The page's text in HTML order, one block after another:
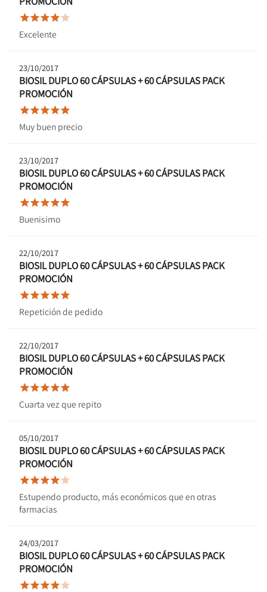

Excelente
23/10/2017
BIOSIL DUPLO 60 CÁPSULAS + 60 CÁPSULAS PACK
PROMOCIÓN

Muy buen precio
23/10/2017
BIOSIL DUPLO 60 CÁPSULAS + 60 CÁPSULAS PACK
PROMOCIÓN

Buenisimo
22/10/2017
BIOSIL DUPLO 60 CÁPSULAS + 60 CÁPSULAS PACK
PROMOCIÓN

Repetición de pedido
22/10/2017
BIOSIL DUPLO 60 CÁPSULAS + 60 CÁPSULAS PACK
PROMOCIÓN

Cuarta vez que repito
05/10/2017
BIOSIL DUPLO 60 CÁPSULAS + 60 CÁPSULAS PACK
PROMOCIÓN

Estupendo producto, más económicos que en otras
farmacias
24/03/2017
BIOSIL DUPLO 60 CÁPSULAS + 60 CÁPSULAS PACK
PROMOCIÓN
